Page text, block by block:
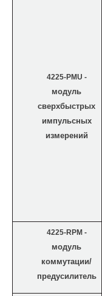
4225-PMU -
модуль
сверхбыстрых
импульсных
измерений
4225-RPM -
модуль
коммутации/
предусилитель